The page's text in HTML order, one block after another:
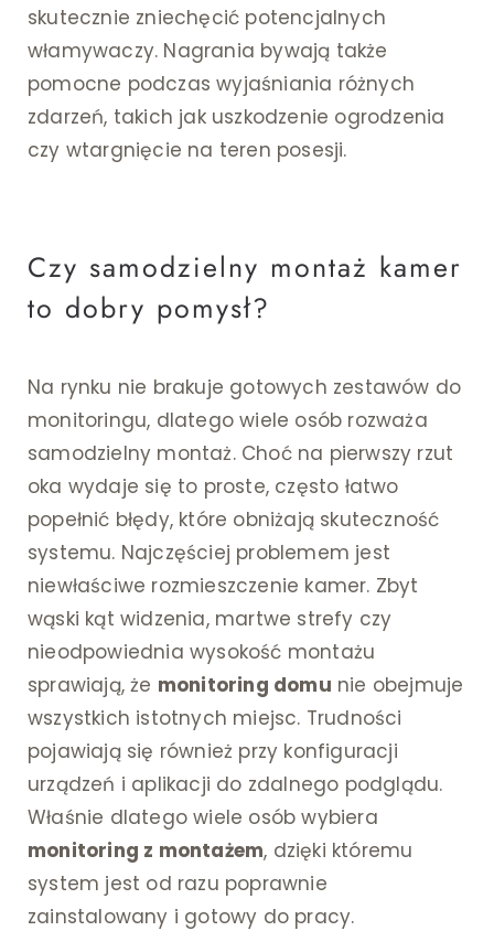
skutecznie zniechęcić potencjalnych
włamywaczy. Nagrania bywają także
pomocne podczas wyjaśniania różnych
zdarzeń, takich jak uszkodzenie ogrodzenia
czy wtargnięcie na teren posesji.
Czy samodzielny montaż kamer
to dobry pomysł?
Na rynku nie brakuje gotowych zestawów do
monitoringu, dlatego wiele osób rozważa
samodzielny montaż. Choć na pierwszy rzut
oka wydaje się to proste, często łatwo
popełnić błędy, które obniżają skuteczność
systemu. Najczęściej problemem jest
niewłaściwe rozmieszczenie kamer. Zbyt
wąski kąt widzenia, martwe strefy czy
nieodpowiednia wysokość montażu
sprawiają, że monitoring domu nie obejmuje
wszystkich istotnych miejsc. Trudności
pojawiają się również przy konfiguracji
urządzeń i aplikacji do zdalnego podglądu.
Właśnie dlatego wiele osób wybiera
monitoring z montażem, dzięki któremu
system jest od razu poprawnie
zainstalowany i gotowy do pracy.